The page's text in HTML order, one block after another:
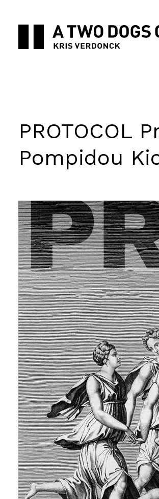
PROTOCOL
Pompidou